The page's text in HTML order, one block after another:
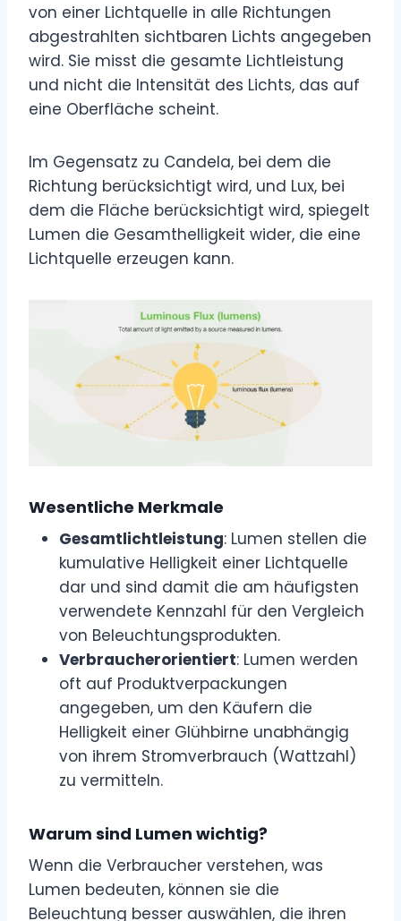
von einer Lichtquelle in alle Richtungen
abgestrahlten sichtbaren Lichts angegeben
wird. Sie misst die gesamte Lichtleistung
und nicht die Intensität des Lichts, das auf
eine Oberfläche scheint.
Im Gegensatz zu Candela, bei dem die
Richtung berücksichtigt wird, und Lux, bei
dem die Fläche berücksichtigt wird, spiegelt
Lumen die Gesamthelligkeit wider, die eine
Lichtquelle erzeugen kann.
Wesentliche Merkmale
Gesamtlichtleistung: Lumen stellen die
kumulative Helligkeit einer Lichtquelle
dar und sind damit die am häufigsten
verwendete Kennzahl für den Vergleich
von Beleuchtungsprodukten.
Verbraucherorientiert: Lumen werden
oft auf Produktverpackungen
angegeben, um den Käufern die
Helligkeit einer Glühbirne unabhängig
von ihrem Stromverbrauch (Wattzahl)
zu vermitteln.
Warum sind Lumen wichtig?
Wenn die Verbraucher verstehen, was
Lumen bedeuten, können sie die
Beleuchtung besser auswählen, die ihren